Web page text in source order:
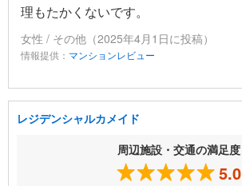
理もたかくないです。
女性 / その他（2025年4月1日に投稿）
情報提供： マンションレビュー
レジデンシャルカメイド
周辺施設・交通の満足度
5.0